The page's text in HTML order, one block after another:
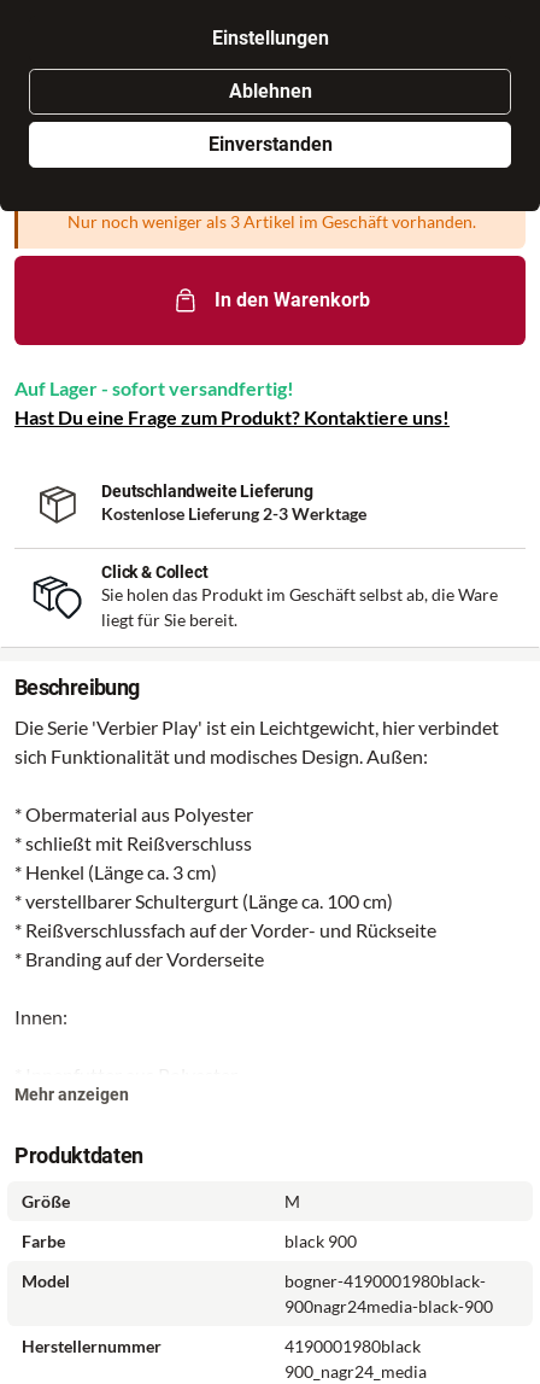
Einstellungen
Ablehnen
Einverstanden
leder-ziehr.de - Bayreuth
Nur noch weniger als 3 Artikel im Geschäft vorhanden.
In den Warenkorb
Auf Lager - sofort versandfertig!
Hast Du eine Frage zum Produkt? Kontaktiere uns!
Deutschlandweite Lieferung
Kostenlose Lieferung 2-3 Werktage
Click & Collect
Sie holen das Produkt im Geschäft selbst ab, die Ware
liegt für Sie bereit.
Beschreibung
Die Serie 'Verbier Play' ist ein Leichtgewicht, hier verbindet
sich Funktionalität und modisches Design. Außen:
* Obermaterial aus Polyester
* schließt mit Reißverschluss
* Henkel (Länge ca. 3 cm)
* verstellbarer Schultergurt (Länge ca. 100 cm)
* Reißverschlussfach auf der Vorder- und Rückseite
* Branding auf der Vorderseite
Innen:
* ein Hauptfach
Mehr anzeigen
Produktdaten
Größe
M
Farbe
black 900
Model
bogner-4190001980black-
900nagr24media-black-900
Herstellernummer
4190001980black
900_nagr24_media